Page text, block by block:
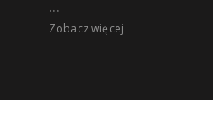
...
Zobacz więcej